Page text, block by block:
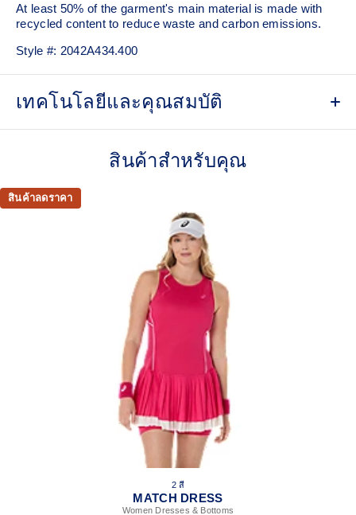
At least 50% of the garment's main material is made with
recycled content to reduce waste and carbon emissions.
Style #: 2042A434.400
เทคโนโลยีและคุณสมบัติ
Front neckline design inspired by kimonos.
Taped seams for chafe and weight reduction.
Front and back panels placed in high sweat zones to
Strategically placed origami pleats on skirt for freedom
Double branding: ASICS Spiral logo at the front, ASICS
Separate inner sprinter.
At least 50% of the garment's main material is made
with recycled content to reduce waste and carbon
84% Recycled Polyester, 16% Spandex
สินค้าสำหรับคุณ
สินค้าลดราคา
2 สี
MATCH DRESS
Women Dresses & Bottoms